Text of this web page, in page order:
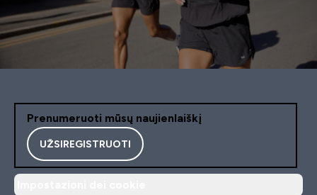
Prenumeruoti mūsų naujienlaiškį
UŽSIREGISTRUOTI